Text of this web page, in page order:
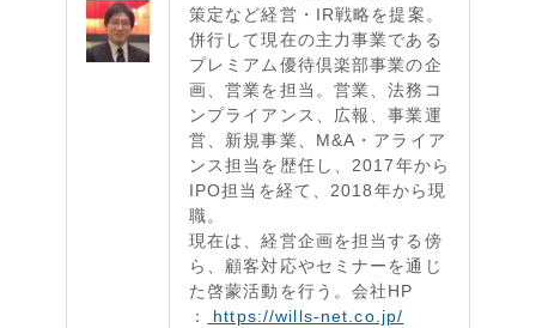
策定など経営・IR戦略を提案。
併行して現在の主力事業である
プレミアム優待倶楽部事業の企
画、営業を担当。営業、法務コ
ンプライアンス、広報、事業運
営、新規事業、M&A・アライア
ンス担当を歴任し、2017年から
IPO担当を経て、2018年から現
職。
現在は、経営企画を担当する傍
ら、顧客対応やセミナーを通じ
た啓蒙活動を行う。会社HP
：
https://wills-net.co.jp/